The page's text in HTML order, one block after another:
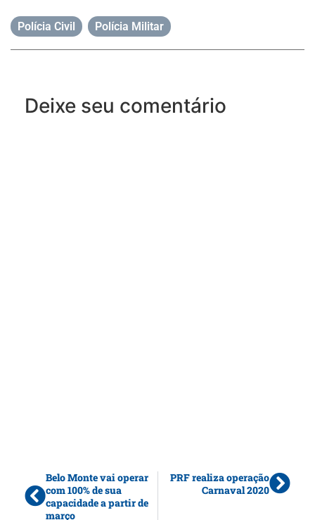
Polícia Civil Polícia Militar
Deixe seu comentário
Belo Monte vai operar
com 100% de sua
capacidade a partir de
março
PRF realiza operação
Carnaval 2020